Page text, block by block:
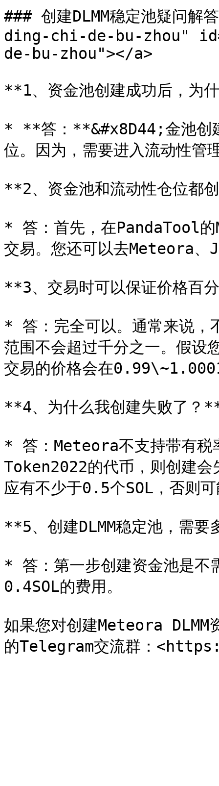
### 创建DLMM稳定池疑
ding-chi-de-bu-zhou"
de-bu-zhou"></a>
**1、资金池创建成功后，为
* **答：**&#x8D44;金池创
位。因为，需要进入流动性管
**2、资金池和流动性仓位都
* 答：首先，在PandaTool的
交易。您还可以去Meteora
**3、交易时可以保证价格百
* 答：完全可以。通常来说，
范围不会超过千分之一。假设
交易的价格会在
**4、为什么我创建失败了？
* 答：Meteora不支持带有税
Token2022的代币，则创建会
应有不少于0.5个SOL，否则
**5、创建DLMM稳定池，需
* 答：第一步创建资金池是不
0.4SOL的费用。
如果您对创建Meteora DLMM